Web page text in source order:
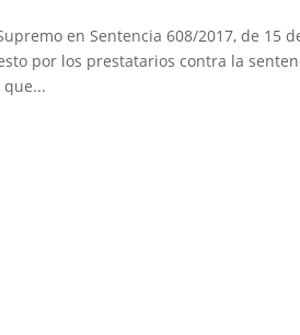
en Sentencia 608/2017, de 15
por los prestatarios contra la